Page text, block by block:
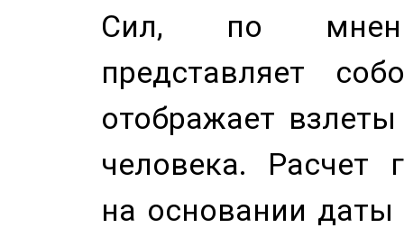
Сил, по
представляет
отображает
человека. Расчет
на основании